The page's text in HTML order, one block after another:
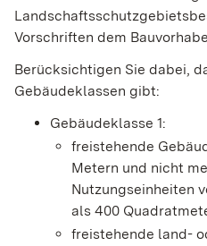
Vorschriften dem
Berücksichtigen Sie dabei,
Gebäudeklassen gibt:
Gebäudeklasse 1:
freistehende
Metern und nicht
Nutzungseinheiten
als 400
freistehende land-